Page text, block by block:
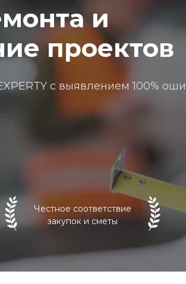
и
проектов
с выявлением 100%
Честное соответствие
закупок и сметы